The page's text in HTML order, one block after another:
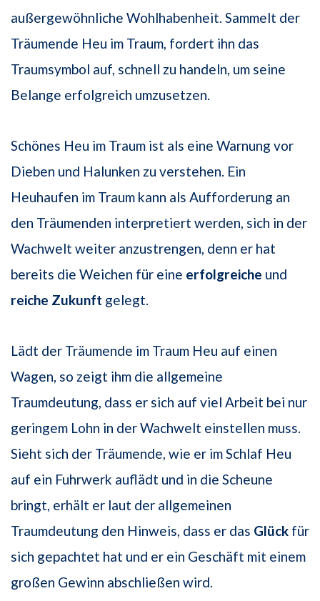
außergewöhnliche Wohlhabenheit. Sammelt der
Träumende Heu im Traum, fordert ihn das
Traumsymbol auf, schnell zu handeln, um seine
Belange erfolgreich umzusetzen.
Schönes Heu im Traum ist als eine Warnung vor
Dieben und Halunken zu verstehen. Ein
Heuhaufen im Traum kann als Aufforderung an
den Träumenden interpretiert werden, sich in der
Wachwelt weiter anzustrengen, denn er hat
bereits die Weichen für eine erfolgreiche und
reiche Zukunft gelegt.
Lädt der Träumende im Traum Heu auf einen
Wagen, so zeigt ihm die allgemeine
Traumdeutung, dass er sich auf viel Arbeit bei nur
geringem Lohn in der Wachwelt einstellen muss.
Sieht sich der Träumende, wie er im Schlaf Heu
auf ein Fuhrwerk auflädt und in die Scheune
bringt, erhält er laut der allgemeinen
Traumdeutung den Hinweis, dass er das Glück für
sich gepachtet hat und er ein Geschäft mit einem
großen Gewinn abschließen wird.